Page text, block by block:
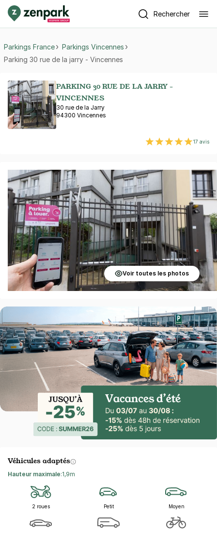
Rechercher
Parkings France
Parkings Vincennes
Parking 30 rue de la jarry - Vincennes
PARKING 30 RUE DE LA JARRY -
VINCENNES
30 rue de la Jarry
94300 Vincennes
17 avis
Voir toutes les photos
Véhicules adaptés
Hauteur maximale:1,9m
2 roues Petit Moyen